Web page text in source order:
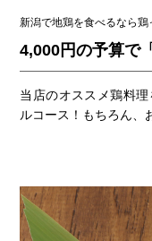
新潟で地鶏を食べるなら
4,000円の予算で
当店のオススメ鶏料
ルコース！もちろん、